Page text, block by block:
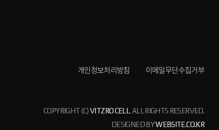
개인정보처리방침 이메일무단수집거부
COPYRIGHT (C)VITZRO CELL. ALL RIGHTS RESERVED.
DESIGNED BYWEBSITE.CO.KR